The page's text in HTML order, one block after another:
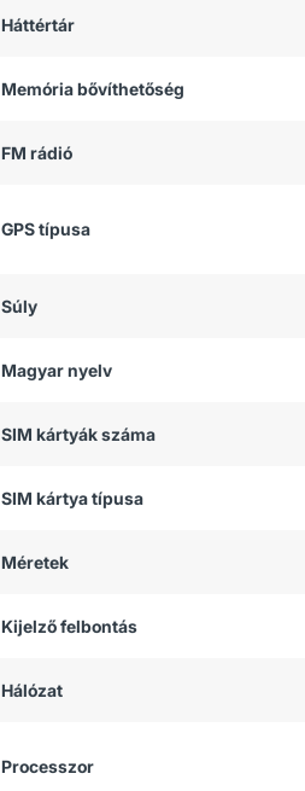
Háttértár
Memória bővíthetőség
FM rádió
GPS típusa
Súly
Magyar nyelv
SIM kártyák száma
SIM kártya típusa
Méretek
Kijelző felbontás
Hálózat
Processzor